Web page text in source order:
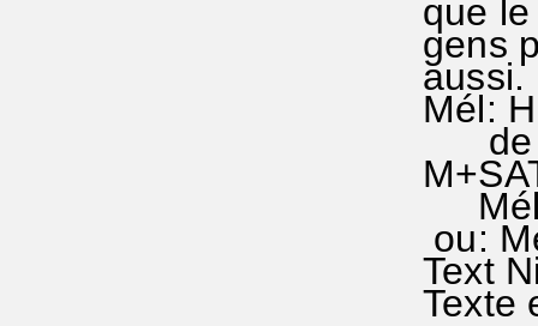
que
gens
aussi.
Mél:
de
Mél.
ou:
Text
Texte